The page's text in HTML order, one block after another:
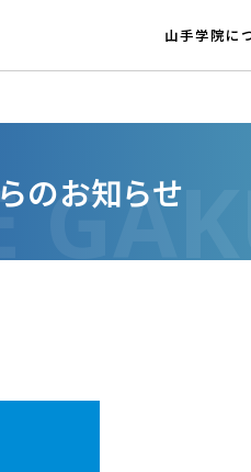
山手学院に
のお知らせ